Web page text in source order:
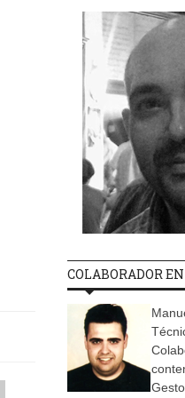
COLABORADOR